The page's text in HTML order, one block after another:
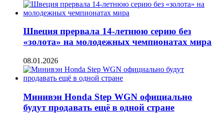
Швеция прервала 14-летнюю серию без
«золота» на молодежных чемпионатах мира
08.01.2026
Минивэн Honda Step WGN официально
будут продавать ещё в одной стране